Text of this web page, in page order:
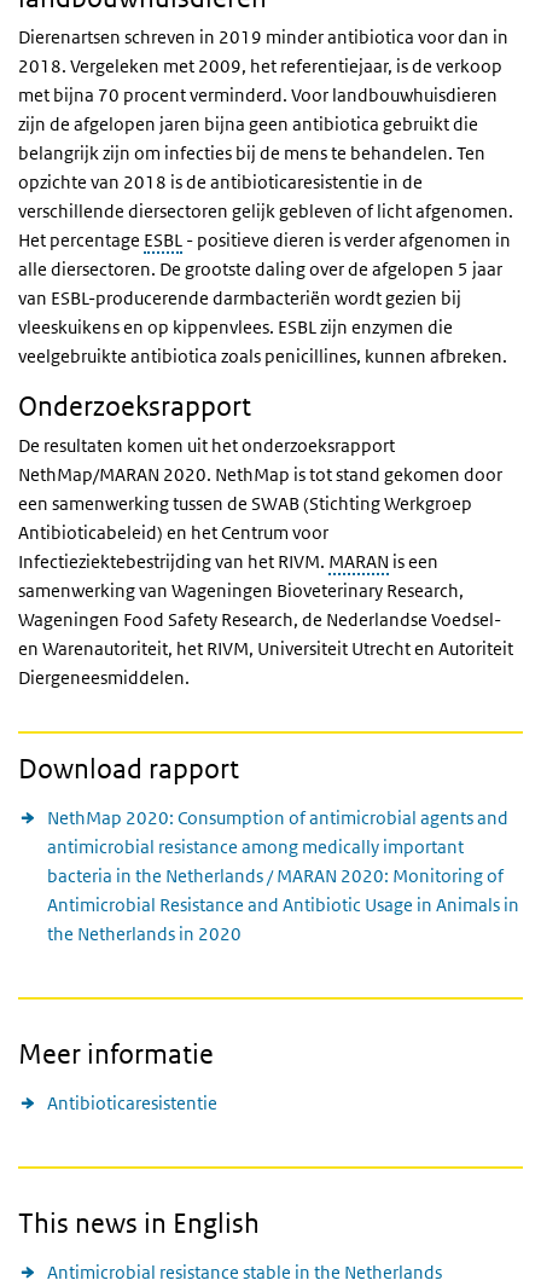
Dierenartsen schreven in 2019 minder antibiotica voor dan in
2018. Vergeleken met 2009, het referentiejaar, is de verkoop
met bijna 70 procent verminderd. Voor landbouwhuisdieren
zijn de afgelopen jaren bijna geen antibiotica gebruikt die
belangrijk zijn om infecties bij de mens te behandelen. Ten
opzichte van 2018 is de antibioticaresistentie in de
verschillende diersectoren gelijk gebleven of licht afgenomen.
Het percentage ESBL - positieve dieren is verder afgenomen in
alle diersectoren. De grootste daling over de afgelopen 5 jaar
van ESBL-producerende darmbacteriën wordt gezien bij
vleeskuikens en op kippenvlees. ESBL zijn enzymen die
veelgebruikte antibiotica zoals penicillines, kunnen afbreken.
Onderzoeksrapport
De resultaten komen uit het onderzoeksrapport
NethMap/MARAN 2020. NethMap is tot stand gekomen door
een samenwerking tussen de SWAB (Stichting Werkgroep
Antibioticabeleid) en het Centrum voor
Infectieziektebestrijding van het RIVM. MARAN is een
samenwerking van Wageningen Bioveterinary Research,
Wageningen Food Safety Research, de Nederlandse Voedsel-
en Warenautoriteit, het RIVM, Universiteit Utrecht en Autoriteit
Diergeneesmiddelen.
Download rapport
NethMap 2020: Consumption of antimicrobial agents and
antimicrobial resistance among medically important
bacteria in the Netherlands / MARAN 2020: Monitoring of
Antimicrobial Resistance and Antibiotic Usage in Animals in
the Netherlands in 2020
Meer informatie
Antibioticaresistentie
This news in English
Antimicrobial resistance stable in the Netherlands